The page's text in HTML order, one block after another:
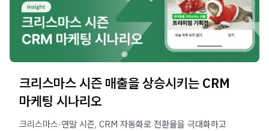
크리스마스 시즌 매출을 상승시키는 CRM
마케팅 시나리오
크리스마스·연말 시즌, CRM 자동화로 전환율을 극대화하고